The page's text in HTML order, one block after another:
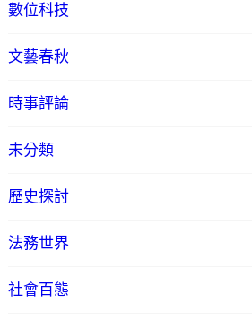
數位科技
文藝春秋
時事評論
未分類
歷史探討
法務世界
社會百態